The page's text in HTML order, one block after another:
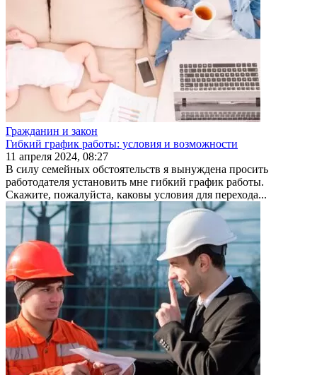
Гражданин и закон
Гибкий график работы: условия и возможности
11 апреля 2024, 08:27
В силу семейных обстоятельств я вынуждена просить
работодателя установить мне гибкий график работы.
Скажите, пожалуйста, каковы условия для перехода...